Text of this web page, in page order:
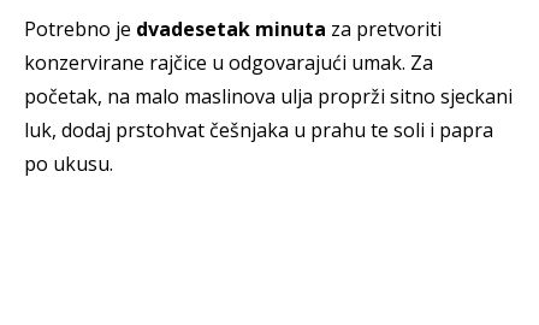
Potrebno je dvadesetak minuta za pretvoriti
konzervirane rajčice u odgovarajući umak. Za
početak, na malo maslinova ulja proprži sitno sjeckani
luk, dodaj prstohvat češnjaka u prahu te soli i papra
po ukusu.